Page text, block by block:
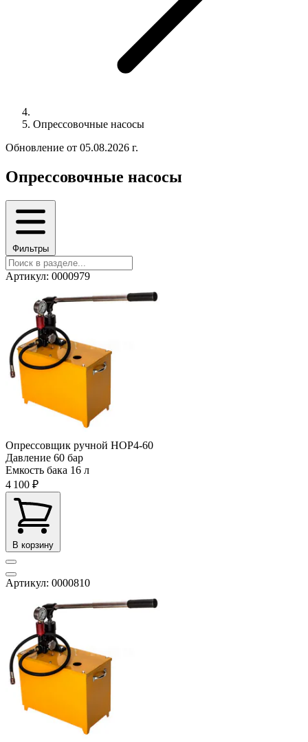
Опрессовочные насосы
Обновление от 05.08.2026 г.
Опрессовочные насосы
Фильтры
Артикул: 0000979
Опрессовщик ручной НОР4-60
Давление 60 бар
Емкость бака 16 л
4 100 ₽
В корзину
Артикул: 0000810